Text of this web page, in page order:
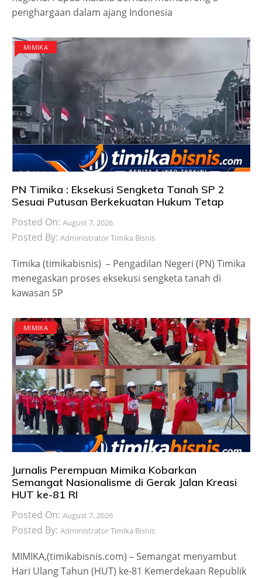
penghargaan dalam ajang Indonesia
MIMIKA
PN Timika : Eksekusi Sengketa Tanah SP 2
Sesuai Putusan Berkekuatan Hukum Tetap
Posted On: August 7, 2026
Posted By: Administrator Timika Bisnis
Timika (timikabisnis) – Pengadilan Negeri (PN) Timika
menegaskan proses eksekusi sengketa tanah di
kawasan SP
MIMIKA
Jurnalis Perempuan Mimika Kobarkan
Semangat Nasionalisme di Gerak Jalan Kreasi
HUT ke-81 RI
Posted On: August 7, 2026
Posted By: Administrator Timika Bisnis
MIMIKA,(timikabisnis.com) – Semangat menyambut
Hari Ulang Tahun (HUT) ke-81 Kemerdekaan Republik